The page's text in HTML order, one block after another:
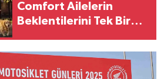
Comfort Ailelerin
Beklentilerini Tek Bir